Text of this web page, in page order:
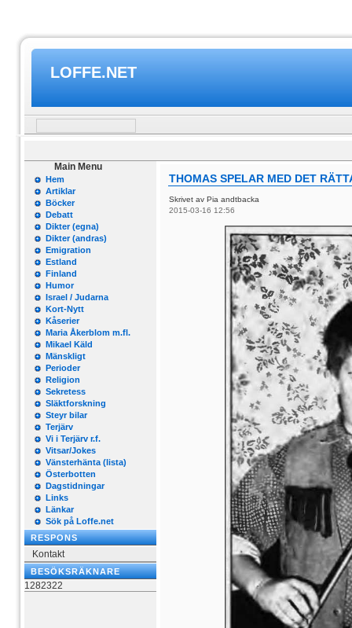
LOFFE.NET
Main Menu
Hem
Artiklar
Böcker
Debatt
Dikter (egna)
Dikter (andras)
Emigration
Estland
Finland
Humor
Israel / Judarna
Kort-Nytt
Kåserier
Maria Åkerblom m.fl.
Mikael Käld
Mänskligt
Perioder
Religion
Sekretess
Släktforskning
Steyr bilar
Terjärv
Vi i Terjärv r.f.
Vitsar/Jokes
Vänsterhänta (lista)
Österbotten
Dagstidningar
Links
Länkar
Sök på Loffe.net
RESPONS
Kontakt
BESÖKSRÄKNARE
1282322
THOMAS SPELAR MED DET
Skrivet av Pia andtbacka
2015-03-16 12:56